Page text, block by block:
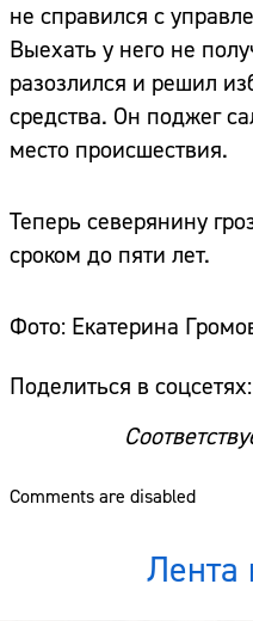
не справился с
Выехать у него не
разозлился и решил
средства. Он поджег
место происшествия.
Теперь северянину
сроком до пяти лет.
Фото: Екатерина
Поделиться в соцсетях:
Comments are disabled
Лента